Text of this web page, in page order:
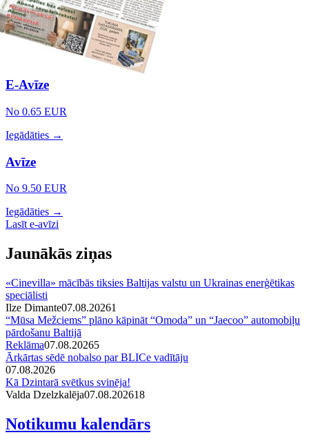
E-Avīze
No 0.65 EUR
Iegādāties →
Avīze
No 9.50 EUR
Iegādāties →
Lasīt e-avīzi
Jaunākās ziņas
«Cinevilla» mācībās tiksies Baltijas valstu un Ukrainas enerģētikas
speciālisti
Ilze Dimante07.08.20261
“Mūsa Mežciems” plāno kāpināt “Omoda” un “Jaecoo” automobiļu
pārdošanu Baltijā
Reklāma07.08.20265
Ārkārtas sēdē nobalso par BLICe vadītāju
07.08.2026
Kā Dzintarā svētkus svinēja!
Valda Dzelzkalēja07.08.202618
Notikumu kalendārs